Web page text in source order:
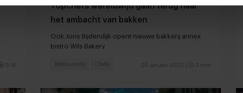
5:14
Topchefs wereldwijd gaan terug naar
het ambacht van bakken
Ook Joris Bijdendijk opent nieuwe bakkerij annex
bistro Wils Bakery
26 januari 2022 3 min
Restaurants Chefs